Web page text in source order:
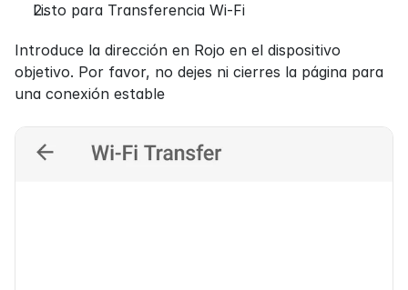
Listo para Transferencia Wi-Fi
Introduce la dirección en Rojo en el dispositivo
objetivo. Por favor, no dejes ni cierres la página para
una conexión estable